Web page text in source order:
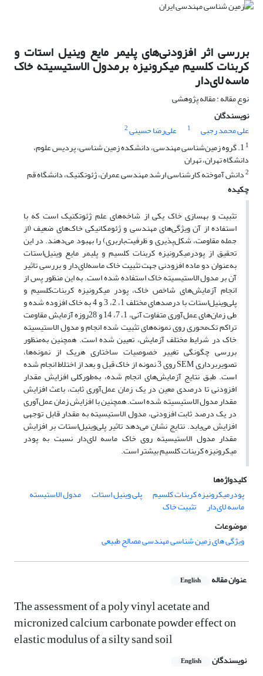
بررسی اثر افزودنی‌های‌ پلیمر مایع وینیل استات و
کربنات کلسیم میکرونیزه برمدول الاستیسیته خاک
ماسه ‌لای‌دار
نوع مقاله : مقاله پژوهشی
نویسندگان
علی محمد رجبی
1 علی‌رضا حسینی2
1 1. گروه زمین‌شناسی مهندسی، دانشکده زمین شناسی، پردیس علوم،
دانشگاه تهران، تهران
2دانش آموخته کارشناسی ارشد مهندسی عمران، ژئوتکنیک، دانشگاه قم
چکیده
تثبیت و بهسازی خاک یکی از شاخه‌های علم ژئوتکنیک است که با
استفاده از آن ویژگی‌های مهندسی و ژئومکانیکی‌ خاک‌های ضعیف (از
جمله مقاومت، شکل‌پذیری و ظرفیت‌باربری) را بهبود می‌دهند. در این
تحقیق از پودرمیکرونیزه کربنات‌ کلسیم و پلیمر مایع‌ وینیل‌استات
به‌عنوان دو ماده افزودنی جهت تثبیت خاک‌ ماسه‌لای‌دار و بررسی تاثیر
آن بر مدول‌ الاستیسیته ‌خاک استفاده‌ شده ‌است. به این منظور پس از
انجام آزمایش‌های شاخص خاک، پودر میکرونیزه ‌کربنات‌کلسیم و
پلی‌وینیل‌استات با درصدهای مختلف 1، 2، 3 و 4 به خاک افزوده ‌شده و
طی زمان‌های عمل‌آوری متفاوت آنی، 1، 7، 14 و 28روزه آزمایش ‌مقاومت
‌تراکم‌ تک‌محوری روی نمونه‌های تثبیت‌ شده انجام‌ و مدول الاستیسیته
خاک در شرایط مختلف آزمایش، تعیین شده است. همچنین به‌منظور
بررسی چگونگی تغییر خصوصیات ساختاری هریک از نمونه‌ها،
تصویربرداری SEM روی 3 نمونه از خاک قبل و بعد از اختلاط انجام ‌شده‌
است. طبق نتایج آزمایش‌های انجام شده، به‌طورکلی افزایش مقدار
افزودنی تا درصدی معین در یک زمان عمل‌آوری ثابت، باعث افزایش
مقدار مدول ‌الاستیسیته‌ شده ‌است. همچنین با افزایش زمان عمل‌آوری
در یک درصد ثابت افزودنی، مدول ‌الاستیسیته به‌ مقدار قابل ‌توجهی
افزایش می‌یابد. نتایج نشان ‌می‌دهد تاثیر پلی‌‌وینیل‌‌استات بر افزایش
مقدار مدول ‌الاستیسیته روی خاک ماسه ‌لای‌دار نسبت به پودر
میکرونیزه کربنات‌ کلسیم بیشتر است.
کلیدواژه‌ها
پودرمیکرونیزه کربنات کلسیم
پلی وینیل استات مدول الاستیسته
ماسه‌ لای‌دار
تثبیت خاک
موضوعات
ویژگی های زمین شناسی مهندسی مصالح طبیعی
عنوان مقاله English
The assessment of a poly vinyl acetate and
micronized calcium carbonate powder effect on
elastic modulus of a silty sand soil
نویسندگان English